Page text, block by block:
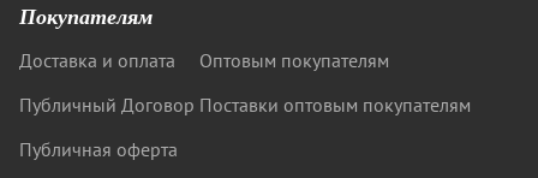
Покупателям
Доставка и оплата
Оптовым покупателям
Публичный Договор Поставки оптовым покупателям
Публичная оферта